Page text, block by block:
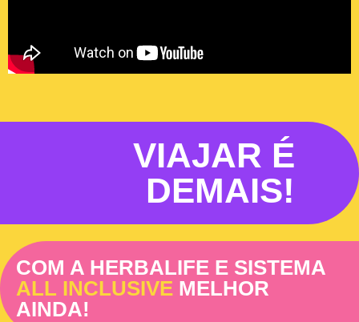
VIAJAR É
DEMAIS!
COM A HERBALIFE E SISTEMA
ALL INCLUSIVE MELHOR
AINDA!